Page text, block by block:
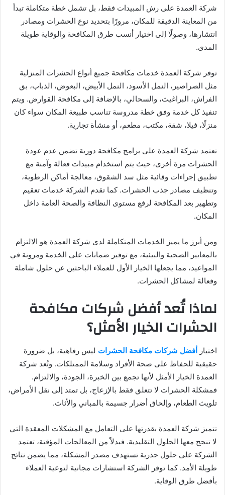
شركة العمدة على رش المبيدات فقط، بل تشمل خطة متكاملة تبدأ
من المعاينة الدقيقة للمكان، مرورًا بتحديد نوع الحشرات ومصادر
انتشارها، وصولًا إلى اختيار أنسب طرق المكافحة والوقاية طويلة
المدى.
توفر شركة العمدة خدمات مكافحة جميع أنواع الحشرات المنزلية
مثل الصراصير، النمل الأسود، النمل الأبيض، البعوض، الذباب، بق
الفراش، البراغيث، والسحالي، بالإضافة إلى مكافحة القوارض. ويتم
تنفيذ كل خدمة وفق خطة مدروسة تناسب طبيعة المكان سواء كان
منزلًا، فيلا، شقة، مكتب، مطعم، أو منشأة تجارية.
تعتمد شركة العمدة على برامج مكافحة دورية تضمن عدم عودة
الحشرات مرة أخرى، حيث يتم استخدام مبيدات فعالة وآمنة مع
تطبيق إجراءات وقائية مثل سد الشقوق، معالجة أماكن الرطوبة،
وتنظيف مصادر جذب الحشرات. كما تقدم الشركة خدمات تعقيم
وتطهير بعد المكافحة لرفع مستوى النظافة والصحة العامة داخل
المكان.
ومن أبرز ما يميز الخدمات المتكاملة لدى شركة العمدة هو الالتزام
بالمعايير الصحية والبيئية، مع توفير ضمانات على الخدمة ومرونة في
المواعيد، مما يجعلها الخيار الأول للعملاء الباحثين عن حلول شاملة
وفعالة لمشاكل الحشرات.
لماذا تُعد أفضل شركات مكافحة
الحشرات الخيار الأمثل؟
اختيار أفضل شركات مكافحة الحشرات ليس رفاهية، بل ضرورة
حقيقية للحفاظ على صحة الأفراد وسلامة الممتلكات. وتُعد شركة
العمدة الخيار الأمثل لأنها تجمع بين الخبرة، الجودة، والالتزام.
فمشكلة الحشرات لا تتعلق فقط بالإزعاج، بل تمتد إلى نقل الأمراض،
تلويث الطعام، وإلحاق أضرار جسيمة بالمباني والأثاث.
تتميز شركة العمدة بقدرتها على التعامل مع المشكلات المعقدة التي
لا تنجح معها الحلول التقليدية. فبدلاً من المعالجات المؤقتة، تعتمد
الشركة على حلول جذرية تستهدف مصدر المشكلة، مما يضمن نتائج
طويلة الأمد. كما توفر الشركة استشارات مجانية لتوعية العملاء
بأفضل طرق الوقاية.